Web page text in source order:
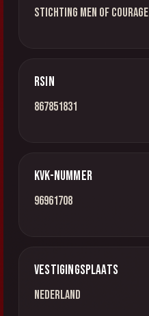
Stichting Men of Courage
RSIN
867851831
KvK-nummer
96961708
Vestigingsplaats
Nederland